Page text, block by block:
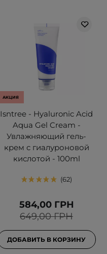
АКЦИЯ
Isntree - Hyaluronic Acid
Aqua Gel Cream -
Увлажняющий гель-
крем с гиалуроновой
кислотой - 100ml
62
649,00 ГРН
584,00 ГРН
ДОБАВИТЬ В КОРЗИНУ